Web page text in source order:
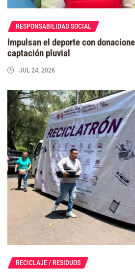
RESPONSABILIDAD SOCIAL
Impulsan el deporte con
captación pluvial
JUL 24, 2026
RECICLAJE / RESIDUOS